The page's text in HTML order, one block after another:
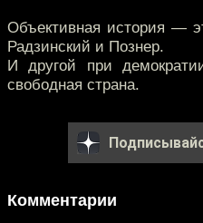
Объективная история —
Радзинский и Познер.
И другой при
свободная страна.
Комментарии